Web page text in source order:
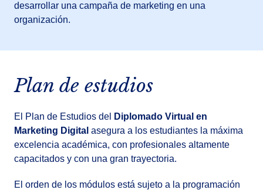
desarrollar una campaña de marketing en una
organización.
Plan de estudios
El Plan de Estudios del
Diplomado Virtual en
Marketing Digital asegura a los estudiantes la máxima
excelencia académica, con profesionales altamente
capacitados y con una gran trayectoria.
El orden de los módulos está sujeto a la programación